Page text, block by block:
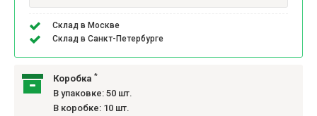
Склад в Москве
Склад в Санкт-Петербурге
Коробка *
В упаковке: 50 шт.
В коробке: 10 шт.